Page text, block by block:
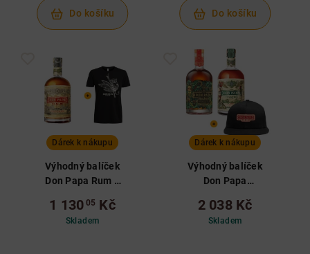
Do košíku Do košíku
Dárek k nákupu
Výhodný balíček
Don Papa Rum a
1 130 05 Kč
Skladem
Dárek k nákupu
Výhodný balíček
Don Papa
Papa Baroko a
kšiltovka
2 038 Kč
Skladem